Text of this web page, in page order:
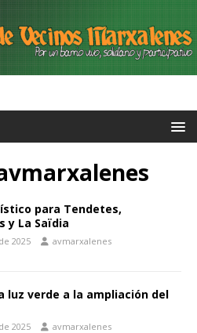
para Tendetes,
y La Saïdia
2025 avmarxalenes
luz verde a la ampliación del
2025 avmarxalenes